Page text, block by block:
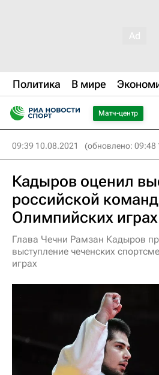
Политика В мире
Матч-центр
09:39 10.08.2021 (обновлено: 09:48
Кадыров оценил
российской
Олимпийских
Глава Чечни Рамзан Кадыров
выступление чеченских
играх